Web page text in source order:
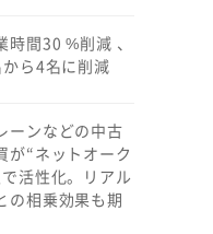
間30 %削減 、
ら4名に削減
ーンなどの中古
が“ネットオーク
活性化。リアル
の相乗効果も期